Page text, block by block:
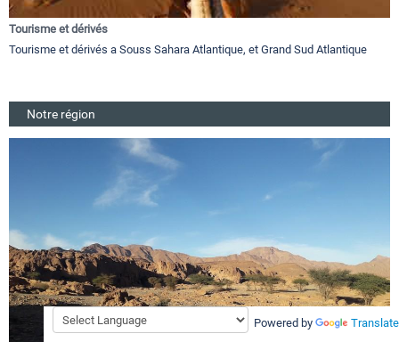
Tourisme et dérivés
Tourisme et dérivés a Souss Sahara Atlantique, et Grand Sud Atlantique
Notre région
Powered by Translate